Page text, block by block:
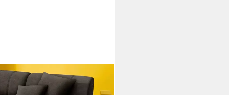
inkl. Zierkissen, moderne